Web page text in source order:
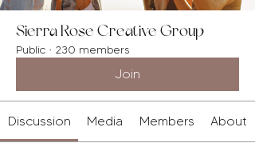
Sierra Rose Creative Group
Public · 230 members
Join
Discussion Media Members About